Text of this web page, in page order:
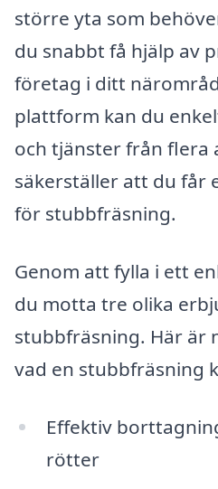
större yta som
du snabbt få hjälp av
företag i ditt
plattform kan du
och tjänster från flera
säkerställer att du får
för stubbfräsning.
Genom att fylla i ett
du motta tre olika
stubbfräsning. Här är
vad en stubbfräsning
Effektiv
rötter